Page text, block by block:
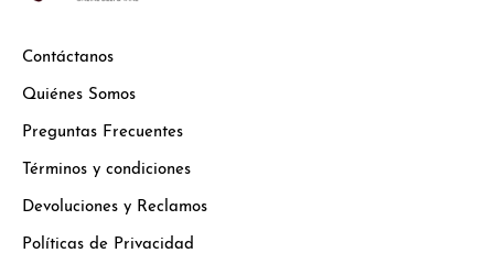
Contáctanos
Quiénes Somos
Preguntas Frecuentes
Términos y condiciones
Devoluciones y Reclamos
Políticas de Privacidad